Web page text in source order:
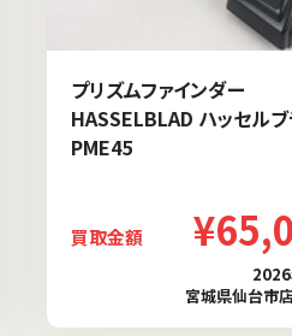
プリズムファインダー
HASSELBLAD ハッセルブ
PME45
買取金額
宮城県仙台市